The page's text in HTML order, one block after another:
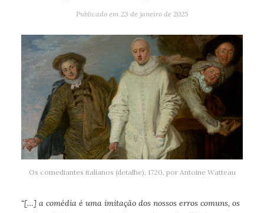
Publicado em 23 de janeiro de 2025
Os comediantes italianos (detalhe), 1720, por Antoine Watteau
“[…] a comédia é uma imitação dos nossos erros comuns, os